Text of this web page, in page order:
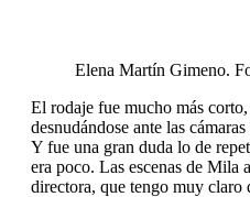
Elena Martín Gimeno.
El rodaje fue mucho más
desnudándose ante las
Y fue una gran duda lo de
era poco. Las escenas de Mila
directora, que tengo muy claro